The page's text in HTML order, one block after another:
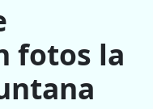
fotos la